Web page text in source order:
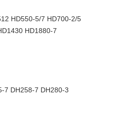
HD550-5/7 HD700-2/5
HD1880-7
7 DH258-7 DH280-3